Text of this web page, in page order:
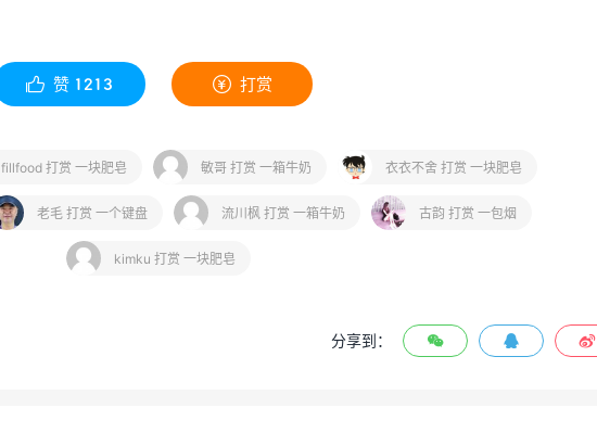
 赞 1213  打赏
fillfood 打赏 一块肥皂 敏哥 打赏 一箱牛奶 衣衣不舍 打赏 一块肥皂
老毛 打赏 一个键盘 流川枫 打赏 一箱牛奶 古韵 打赏 一包烟
kimku 打赏 一块肥皂
分享到：   